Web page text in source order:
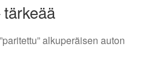
alkuperäisen auton